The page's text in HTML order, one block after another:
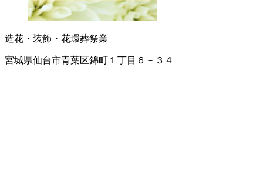
造花・装飾・花環葬祭業
宮城県仙台市青葉区錦町１丁目６－３４